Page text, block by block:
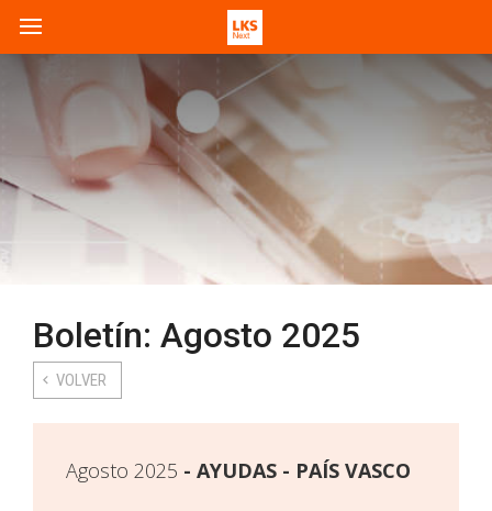
Boletín: Agosto 2025
VOLVER
Agosto 2025 AYUDAS - PAÍS VASCO